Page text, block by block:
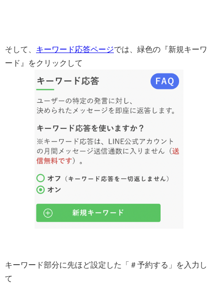
そして、 キーワード応答ページでは、緑色の『新規キーワ
ード』をクリックして
キーワード部分に先ほど設定した「＃予約する」を入力し
て